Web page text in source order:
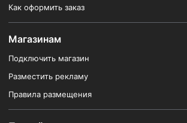
Как оформить заказ
Магазинам
Подключить магазин
Разместить рекламу
Правила размещения